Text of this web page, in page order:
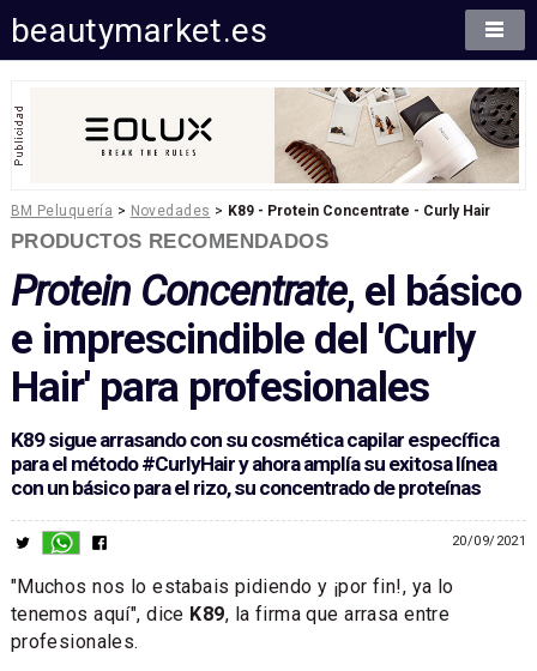
beautymarket.es
BM Peluquería > Novedades > K89 - Protein Concentrate - Curly Hair
PRODUCTOS RECOMENDADOS
Protein Concentrate, el básico
e imprescindible del 'Curly
Hair' para profesionales
K89 sigue arrasando con su cosmética capilar específica
para el método #CurlyHair y ahora amplía su exitosa línea
con un básico para el rizo, su concentrado de proteínas
20/09/2021
"Muchos nos lo estabais pidiendo y ¡por fin!, ya lo
tenemos aquí", dice K89, la firma que arrasa entre
profesionales.